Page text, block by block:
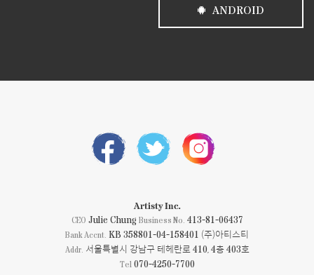
ANDROID
Artisty Inc.
CEO Julie Chung Business No. 413-81-06437
Bank Accnt. KB 358801-04-158401 (주)아티스티
Addr. 서울특별시 강남구 테헤란로 410, 4층 403호
Tel070-4250-7700